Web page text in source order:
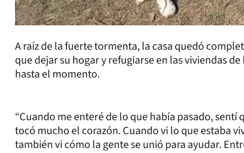
A raíz de la fuerte tormenta, la casa quedó
que dejar su hogar y refugiarse en las viviendas
hasta el momento.
“Cuando me enteré de lo que había pasado, sentí
tocó mucho el corazón. Cuando vi lo que estaba
también vi cómo la gente se unió para ayudar.